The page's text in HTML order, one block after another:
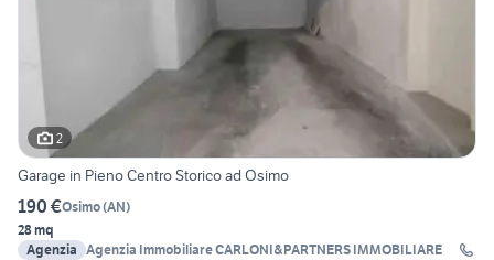
2
Garage in Pieno Centro Storico ad Osimo
190 €Osimo(AN)
28 mq
Agenzia Agenzia Immobiliare CARLONI&PARTNERS IMMOBILIARE